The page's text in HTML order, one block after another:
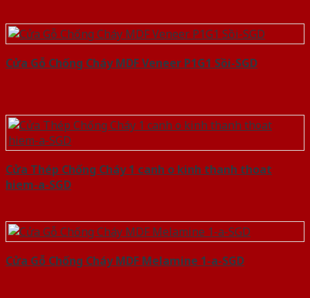
Cửa Gỗ Chống Cháy MDF Veneer P1G1 Sồi-SGD
Cửa Thép Chống Cháy 1 canh o kinh thanh thoat
hiem-a-SGD
Cửa Gỗ Chống Cháy MDF Melamine 1-a-SGD